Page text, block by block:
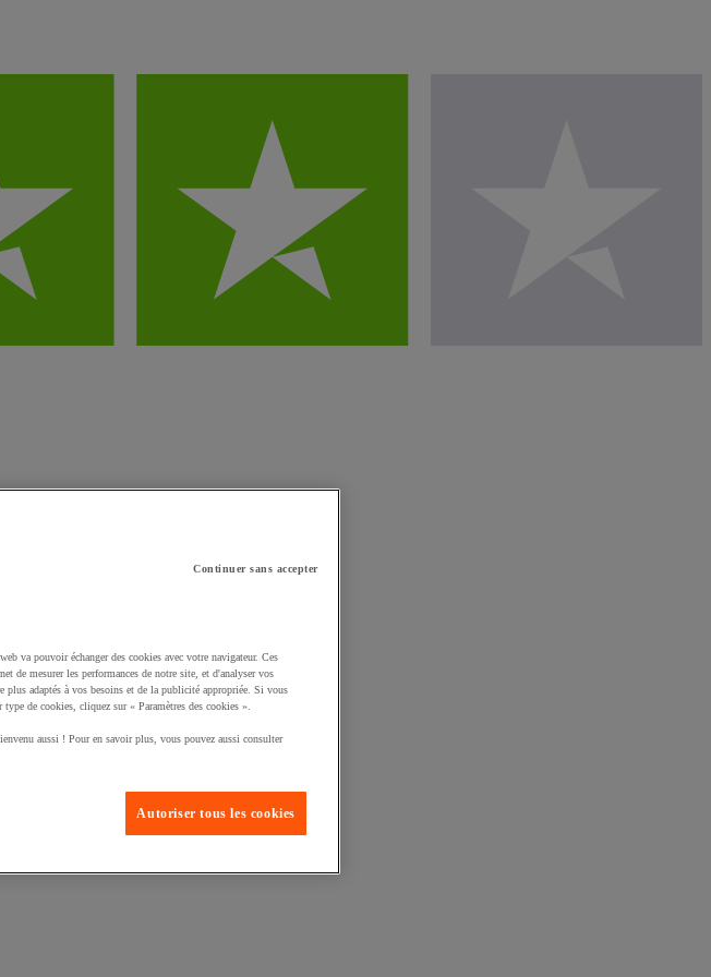
Continuer sans accepter
va pouvoir échanger des cookies avec votre navigateur. Ces
de mesurer les performances de notre site, et d'analyser vos
plus adaptés à vos besoins et de la publicité appropriée. Si vous
de cookies, cliquez sur « Paramètres des cookies ».
aussi ! Pour en savoir plus, vous pouvez aussi consulter
Autoriser tous les cookies